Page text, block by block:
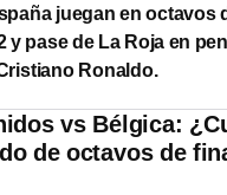
juegan en octavos
y pase de La Roja en
Ronaldo.
vs Bélgica:
de octavos de